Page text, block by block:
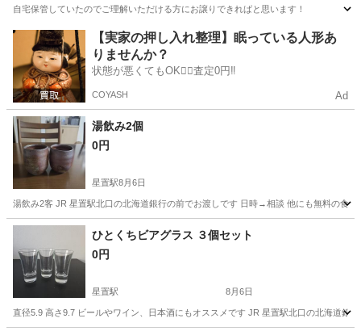
自宅保管していたのでご理解いただける方にお譲りできればと思います！
北海道 帯広市 帯広駅 その他
【実家の押し入れ整理】眠っている人形あ
りませんか？
状態が悪くてもOK🙆‍♀️査定0円‼️
COYASH Ad
湯飲み2個
0円
星置駅8月6日
湯飲み2客 JR 星置駅北口の北海道銀行の前でお渡しです 日時→相談 他にも無料の食器
北海道 札幌市 星置駅 食器 にも
ひとくちビアグラス ３個セット
0円
星置駅 8月6日
直径5.9 高さ9.7 ビールやワイン、日本酒にもオススメです JR 星置駅北口の北海道銀